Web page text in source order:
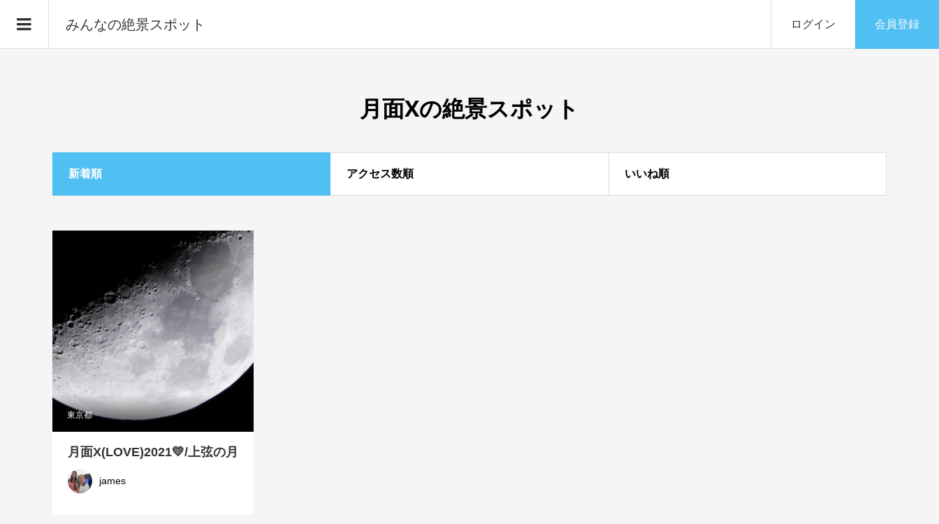
みんなの絶景スポット ログイン 会員登録
月面Xの絶景スポット
新着順 アクセス数順 いいね順
東京都
月面X(LOVE)2021💛/上弦の月
james